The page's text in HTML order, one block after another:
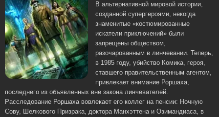
В альтернативной мировой истории,
созданной супергероями, некогда
знаменитые «костюмированные
искатели приключений» были
запрещены обществом,
разочарованным в линчевании. Теперь,
в 1985 году, убийство Комика, героя,
ставшего правительственным агентом,
привлекает внимание Роршаха,
последнего из объявленных вне закона линчевателей.
Расследование Роршаха вовлекает его коллег на пенсии: Ночную
Сову, Шелкового Призрака, доктора Манхэттена и Озимандиаса, в